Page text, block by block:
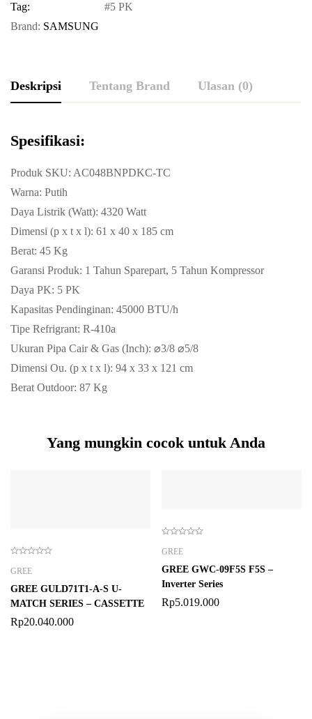
Tag:
5 PK
Brand: SAMSUNG
Deskripsi Tentang Brand Ulasan (0)
Spesifikasi:
Produk SKU: AC048BNPDKC-TC
Warna: Putih
Daya Listrik (Watt): 4320 Watt
Dimensi (p x t x l): 61 x 40 x 185 cm
Berat: 45 Kg
Garansi Produk: 1 Tahun Sparepart, 5 Tahun Kompressor
Daya PK: 5 PK
Kapasitas Pendinginan: 45000 BTU/h
Tipe Refrigrant: R-410a
Ukuran Pipa Cair & Gas (Inch): ⌀3/8 ⌀5/8
Dimensi Ou. (p x t x l): 94 x 33 x 121 cm
Berat Outdoor: 87 Kg
Yang mungkin cocok untuk Anda
GREE
GREE GULD71T1-A-S U-
MATCH SERIES – CASSETTE
Rp20.040.000
GREE
GREE GWC-09F5S F5S –
Inverter Series
Rp5.019.000